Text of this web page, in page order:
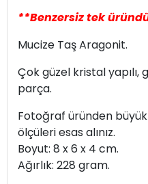
**Benzersiz tek
Mucize Taş Aragonit.
Çok güzel kristal
parça.
Fotoğraf üründen
ölçüleri esas alınız.
Boyut: 8 x 6 x 4 cm.
Ağırlık: 228 gram.